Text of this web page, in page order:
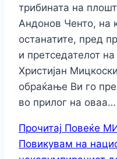
трибината на
Андонов Ченто, на
останатите, пред
и претседателот
Христијан
обраќање Ви го
во прилог на оваа…
Прочитај Повеќе
Повикувам на